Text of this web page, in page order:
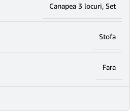
Canapea 3 locuri, Set
Stofa
Fara